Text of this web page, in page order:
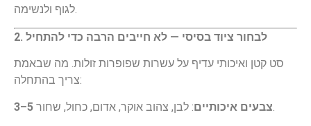
2. לבחור ציוד בסיסי — לא חייבים הרבה כדי להתחיל
סט קטן ואיכותי עדיף על עשרות שפופרות זולות. מה שבאמת
צריך בהתחלה:
3–5 צבעים איכותיים